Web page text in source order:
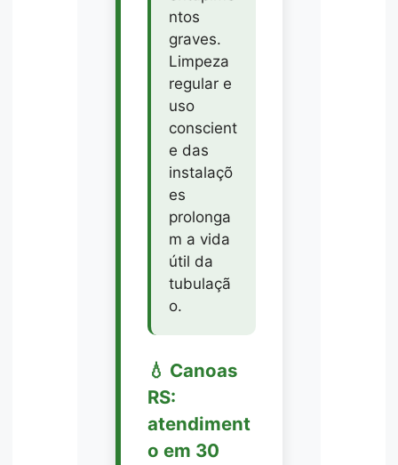
ntos
graves.
Limpeza
regular e
uso
conscient
e das
instalaçõ
es
prolonga
m a vida
útil da
tubulaçã
o.
💧 Canoas
RS:
atendiment
o em 30